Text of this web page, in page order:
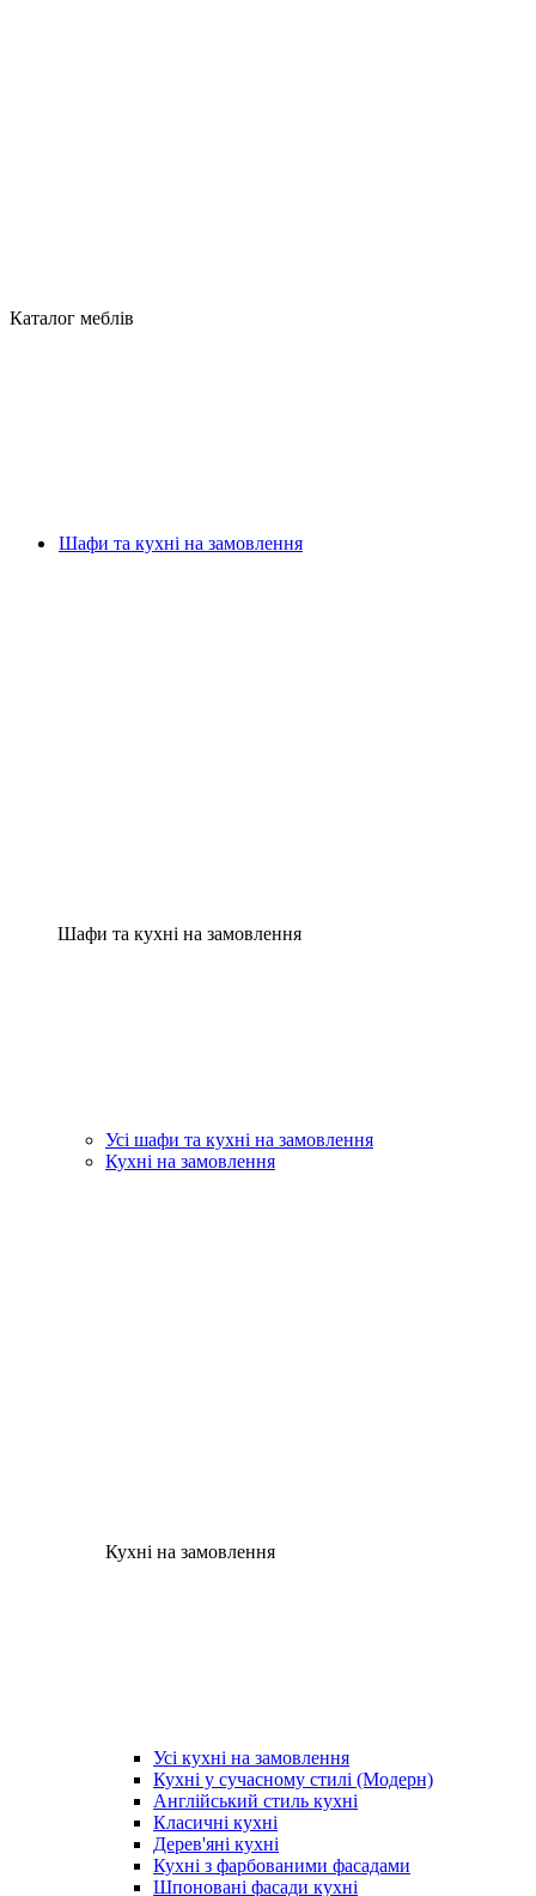
Каталог меблів
Шафи та кухні на замовлення
Шафи та кухні на замовлення
Усі шафи та кухні на замовлення
Кухні на замовлення
Кухні на замовлення
Усі кухні на замовлення
Кухні у сучасному стилі (Модерн)
Англійський стиль кухні
Класичні кухні
Дерев'яні кухні
Кухні з фарбованими фасадами
Шпоновані фасади кухні